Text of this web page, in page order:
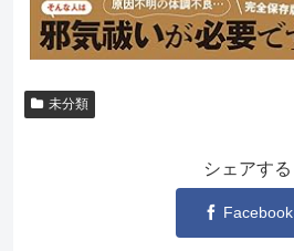
未分類
シェアする
Facebook